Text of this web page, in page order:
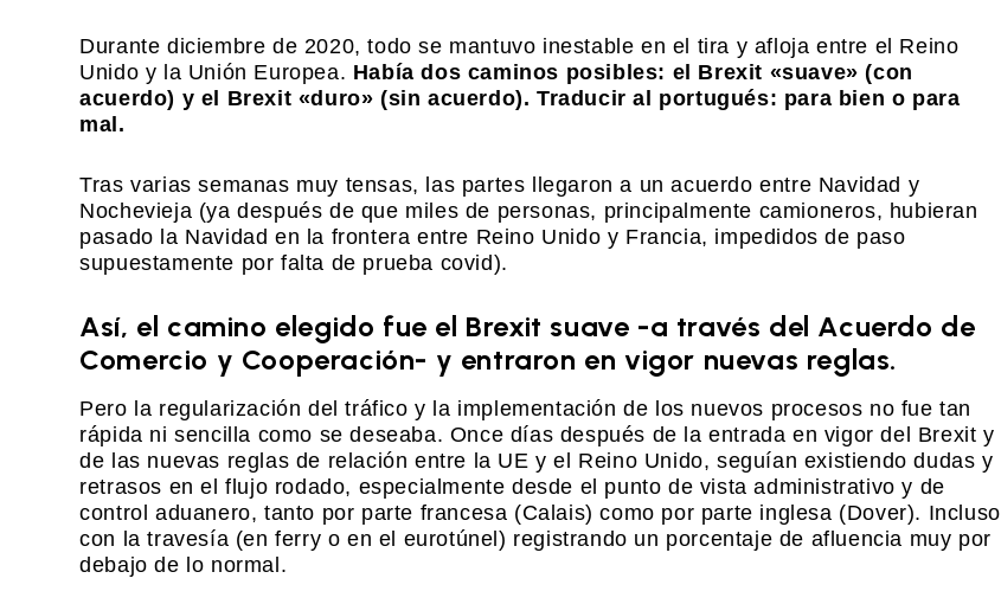
Durante diciembre de 2020, todo se mantuvo inestable en el tira y afloja entre el Reino
Unido y la Unión Europea. Había dos caminos posibles: el Brexit «suave» (con
acuerdo) y el Brexit «duro» (sin acuerdo). Traducir al portugués: para bien o para
mal.
Tras varias semanas muy tensas, las partes llegaron a un acuerdo entre Navidad y
Nochevieja (ya después de que miles de personas, principalmente camioneros, hubieran
pasado la Navidad en la frontera entre Reino Unido y Francia, impedidos de paso
supuestamente por falta de prueba covid).
Así, el camino elegido fue el Brexit suave -a través del Acuerdo de
Comercio y Cooperación- y entraron en vigor nuevas reglas.
Pero la regularización del tráfico y la implementación de los nuevos procesos no fue tan
rápida ni sencilla como se deseaba. Once días después de la entrada en vigor del Brexit y
de las nuevas reglas de relación entre la UE y el Reino Unido, seguían existiendo dudas y
retrasos en el flujo rodado, especialmente desde el punto de vista administrativo y de
control aduanero, tanto por parte francesa (Calais) como por parte inglesa (Dover). Incluso
con la travesía (en ferry o en el eurotúnel) registrando un porcentaje de afluencia muy por
debajo de lo normal.